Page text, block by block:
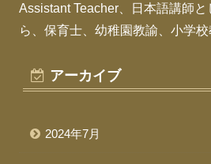
Assistant Teacher、日本語講師
ら、保育士、幼稚園教諭、小学校
アーカイブ
2024年7月